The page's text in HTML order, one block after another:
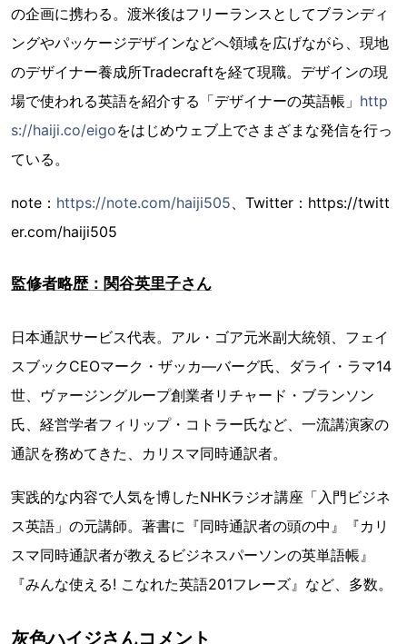
の企画に携わる。渡米後はフリーランスとしてブランディ
ングやパッケージデザインなどへ領域を広げながら、現地
のデザイナー養成所Tradecraftを経て現職。デザインの現
場で使われる英語を紹介する「デザイナーの英語帳」 http
s://haiji.co/eigoをはじめウェブ上でさまざまな発信を行っ
ている。
note： https://note.com/haiji505、Twitter：https://twitt
er.com/haiji505
監修者略歴：関谷英里子さん
日本通訳サービス代表。アル・ゴア元米副大統領、フェイ
スブックCEOマーク・ザッカ―バーグ氏、ダライ・ラマ14
世、ヴァージングループ創業者リチャード・ブランソン
氏、経営学者フィリップ・コトラー氏など、一流講演家の
通訳を務めてきた、カリスマ同時通訳者。
実践的な内容で人気を博したNHKラジオ講座「入門ビジネ
ス英語」の元講師。著書に『同時通訳者の頭の中』『カリ
スマ同時通訳者が教えるビジネスパーソンの英単語帳』
『みんな使える! こなれた英語201フレーズ』など、多数。
灰色ハイジさんコメント